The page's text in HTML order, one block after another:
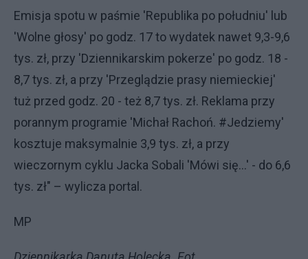
Emisja spotu w paśmie 'Republika po południu' lub
'Wolne głosy' po godz. 17 to wydatek nawet 9,3-9,6
tys. zł, przy 'Dziennikarskim pokerze' po godz. 18 -
8,7 tys. zł, a przy 'Przeglądzie prasy niemieckiej'
tuż przed godz. 20 - też 8,7 tys. zł. Reklama przy
porannym programie 'Michał Rachoń. #Jedziemy'
kosztuje maksymalnie 3,9 tys. zł, a przy
wieczornym cyklu Jacka Sobali 'Mówi się…' - do 6,6
tys. zł" – wylicza portal.
MP